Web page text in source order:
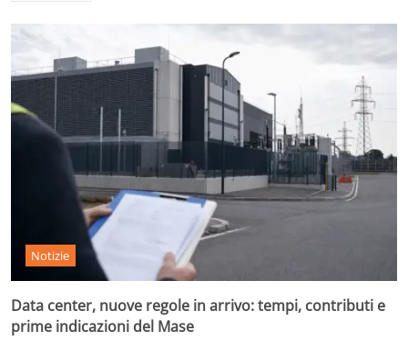
Notizie
Data center, nuove regole in arrivo: tempi, contributi e
prime indicazioni del Mase